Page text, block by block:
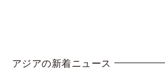
アジアの新着ニュース